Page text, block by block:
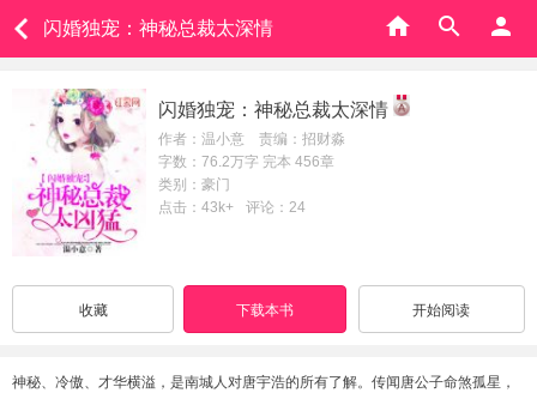
闪婚独宠：神秘总裁太深情
闪婚独宠：神秘总裁太深情
作者：温小意 责编：招财淼
字数：76.2万字 完本 456章
类别：豪门
点击：43k+
评论：24
收藏 下载本书 开始阅读
神秘、冷傲、才华横溢，是南城人对唐宇浩的所有了解。传闻唐公子命煞孤星，